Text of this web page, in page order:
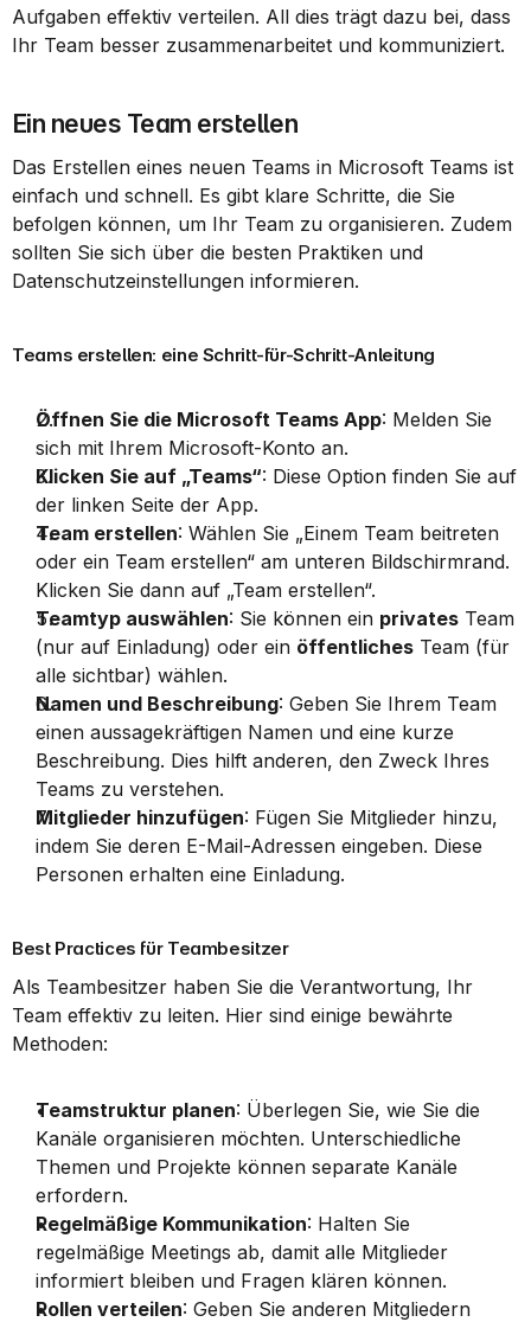
Aufgaben effektiv verteilen. All dies trägt dazu bei, dass
Ihr Team besser zusammenarbeitet und kommuniziert.
Ein neues Team erstellen
Das Erstellen eines neuen Teams in Microsoft Teams ist
einfach und schnell. Es gibt klare Schritte, die Sie
befolgen können, um Ihr Team zu organisieren. Zudem
sollten Sie sich über die besten Praktiken und
Datenschutzeinstellungen informieren.
Teams erstellen: eine Schritt-für-Schritt-Anleitung
Öffnen Sie die Microsoft Teams App: Melden Sie
sich mit Ihrem Microsoft-Konto an.
Klicken Sie auf „Teams“: Diese Option finden Sie auf
der linken Seite der App.
Team erstellen: Wählen Sie „Einem Team beitreten
oder ein Team erstellen“ am unteren Bildschirmrand.
Klicken Sie dann auf „Team erstellen“.
Teamtyp auswählen: Sie können ein privates Team
(nur auf Einladung) oder ein öffentliches Team (für
alle sichtbar) wählen.
Namen und Beschreibung: Geben Sie Ihrem Team
einen aussagekräftigen Namen und eine kurze
Beschreibung. Dies hilft anderen, den Zweck Ihres
Teams zu verstehen.
Mitglieder hinzufügen: Fügen Sie Mitglieder hinzu,
indem Sie deren E-Mail-Adressen eingeben. Diese
Personen erhalten eine Einladung.
Best Practices für Teambesitzer
Als Teambesitzer haben Sie die Verantwortung, Ihr
Team effektiv zu leiten. Hier sind einige bewährte
Methoden:
Teamstruktur planen: Überlegen Sie, wie Sie die
Kanäle organisieren möchten. Unterschiedliche
Themen und Projekte können separate Kanäle
erfordern.
Regelmäßige Kommunikation: Halten Sie
regelmäßige Meetings ab, damit alle Mitglieder
informiert bleiben und Fragen klären können.
Rollen verteilen: Geben Sie anderen Mitgliedern